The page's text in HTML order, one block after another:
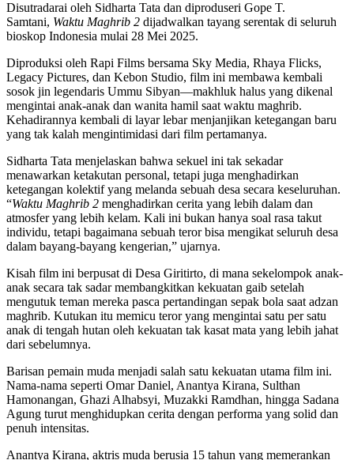
Disutradarai oleh Sidharta Tata dan diproduseri Gope T.
Samtani, Waktu Maghrib 2 dijadwalkan tayang serentak di seluruh
bioskop Indonesia mulai 28 Mei 2025.
Diproduksi oleh Rapi Films bersama Sky Media, Rhaya Flicks,
Legacy Pictures, dan Kebon Studio, film ini membawa kembali
sosok jin legendaris Ummu Sibyan—makhluk halus yang dikenal
mengintai anak-anak dan wanita hamil saat waktu maghrib.
Kehadirannya kembali di layar lebar menjanjikan ketegangan baru
yang tak kalah mengintimidasi dari film pertamanya.
Sidharta Tata menjelaskan bahwa sekuel ini tak sekadar
menawarkan ketakutan personal, tetapi juga menghadirkan
ketegangan kolektif yang melanda sebuah desa secara keseluruhan.
“Waktu Maghrib 2 menghadirkan cerita yang lebih dalam dan
atmosfer yang lebih kelam. Kali ini bukan hanya soal rasa takut
individu, tetapi bagaimana sebuah teror bisa mengikat seluruh desa
dalam bayang-bayang kengerian,” ujarnya.
Kisah film ini berpusat di Desa Giritirto, di mana sekelompok anak-
anak secara tak sadar membangkitkan kekuatan gaib setelah
mengutuk teman mereka pasca pertandingan sepak bola saat adzan
maghrib. Kutukan itu memicu teror yang mengintai satu per satu
anak di tengah hutan oleh kekuatan tak kasat mata yang lebih jahat
dari sebelumnya.
Barisan pemain muda menjadi salah satu kekuatan utama film ini.
Nama-nama seperti Omar Daniel, Anantya Kirana, Sulthan
Hamonangan, Ghazi Alhabsyi, Muzakki Ramdhan, hingga Sadana
Agung turut menghidupkan cerita dengan performa yang solid dan
penuh intensitas.
Anantya Kirana, aktris muda berusia 15 tahun yang memerankan